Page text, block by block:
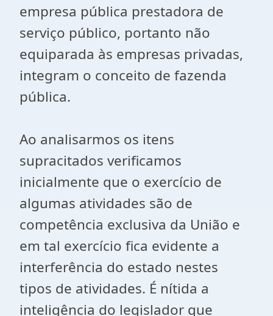
empresa pública prestadora de
serviço público, portanto não
equiparada às empresas privadas,
integram o conceito de fazenda
pública.
Ao analisarmos os itens
supracitados verificamos
inicialmente que o exercício de
algumas atividades são de
competência exclusiva da União e
em tal exercício fica evidente a
interferência do estado nestes
tipos de atividades. É nítida a
inteligência do legislador que